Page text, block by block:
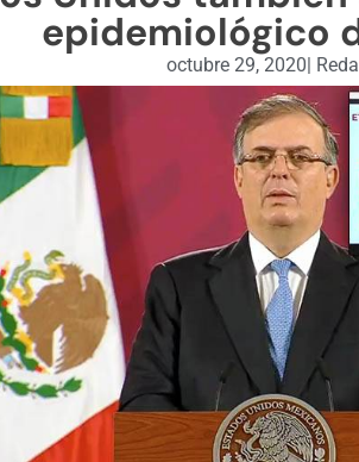
epidemiológico
octubre 29, 2020